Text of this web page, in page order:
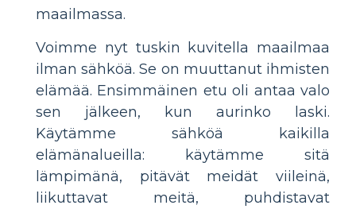
maailmassa.
Voimme nyt tuskin kuvitella maailmaa
ilman sähköä. Se on muuttanut ihmisten
elämää. Ensimmäinen etu oli antaa valo
sen jälkeen, kun aurinko laski.
Käytämme sähköä kaikilla
elämänalueilla: käytämme sitä
lämpimänä, pitävät meidät viileinä,
liikuttavat meitä, puhdistavat